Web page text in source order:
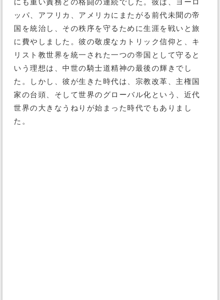
にも重い責務との格闘の連続でした。彼は、ヨーロ
ッパ、アフリカ、アメリカにまたがる前代未聞の帝
国を統治し、その秩序を守るために生涯を戦いと旅
に費やしました。彼の敬虔なカトリック信仰と、キ
リスト教世界を統一された一つの帝国として守ると
いう理想は、中世の騎士道精神の最後の輝きでし
た。しかし、彼が生きた時代は、宗教改革、主権国
家の台頭、そして世界のグローバル化という、近代
世界の大きなうねりが始まった時代でもありまし
た。